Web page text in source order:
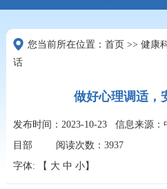
您当前所在位置： 首页 >> 健康
话
做好心理调适，
发布时间：2023-10-23
信息来源：
目部
阅读次数： 3937
字体: 【 大 中 小】